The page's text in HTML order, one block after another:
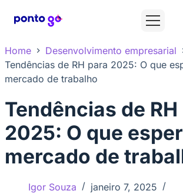
Home
Desenvolvimento empresarial
Tendências de RH para 2025: O que
mercado de trabalho
Tendências de
2025: O que
mercado de
Igor Souza
janeiro 7, 2025